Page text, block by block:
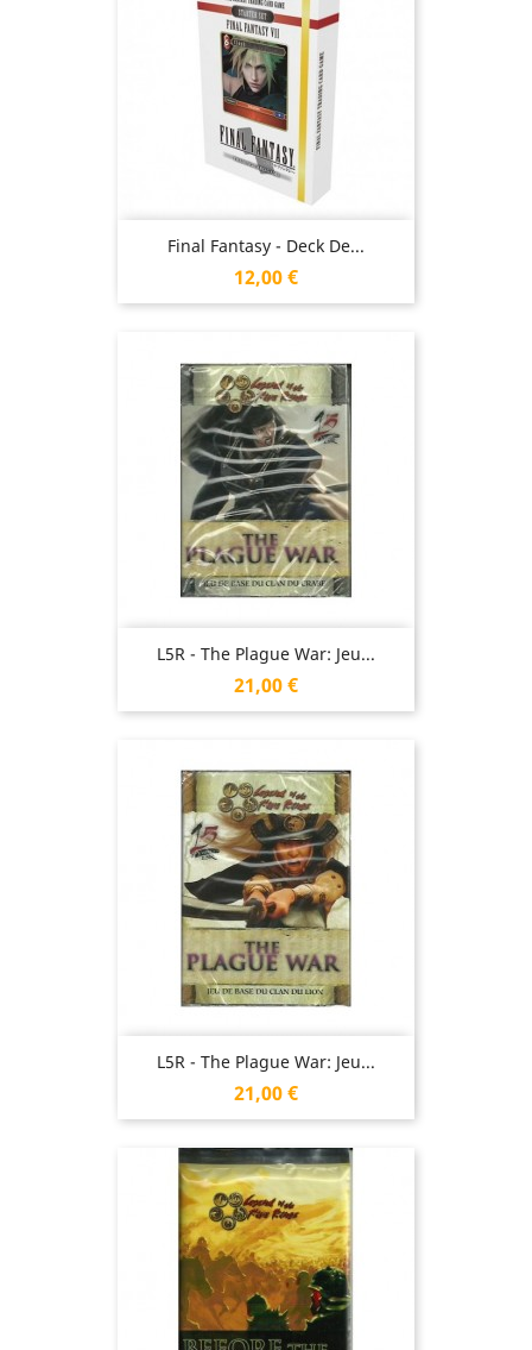
Final Fantasy - Deck De...
Prix
12,00 €
L5R - The Plague War: Jeu...
Prix
21,00 €
L5R - The Plague War: Jeu...
Prix
21,00 €